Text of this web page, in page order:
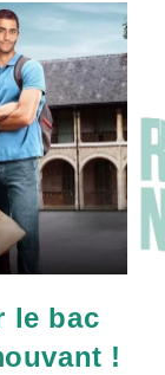
le bac
!